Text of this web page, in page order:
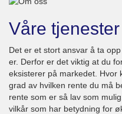
Våre tjenester
Det er et stort ansvar å ta
er. Derfor er det viktig at du
eksisterer på markedet. Hvor
grad av hvilken rente du må
rente som er så lav som
vilkår som har betydning for